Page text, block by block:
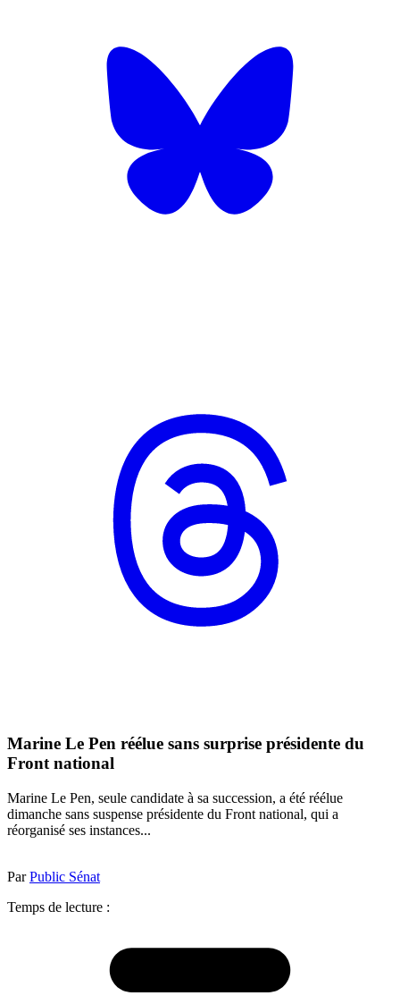
Marine Le Pen réélue sans surprise présidente du
Front national
Marine Le Pen, seule candidate à sa succession, a été réélue
dimanche sans suspense présidente du Front national, qui a
réorganisé ses instances...
ParPublic Sénat
Temps de lecture :